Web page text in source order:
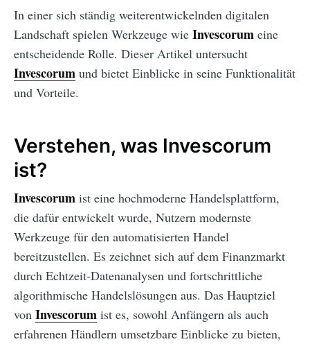
In einer sich ständig weiterentwickelnden digitalen
Landschaft spielen Werkzeuge wie Invescorum eine
entscheidende Rolle. Dieser Artikel untersucht
Invescorum und bietet Einblicke in seine Funktionalität
und Vorteile.
Verstehen, was Invescorum
ist?
Invescorum ist eine hochmoderne Handelsplattform,
die dafür entwickelt wurde, Nutzern modernste
Werkzeuge für den automatisierten Handel
bereitzustellen. Es zeichnet sich auf dem Finanzmarkt
durch Echtzeit-Datenanalysen und fortschrittliche
algorithmische Handelslösungen aus. Das Hauptziel
von Invescorum ist es, sowohl Anfängern als auch
erfahrenen Händlern umsetzbare Einblicke zu bieten,